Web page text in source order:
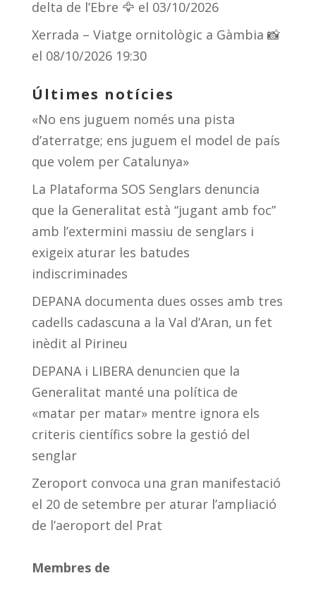
delta de l’Ebre 🦅 el 03/10/2026
Xerrada – Viatge ornitològic a Gàmbia 📸
el 08/10/2026 19:30
Últimes notícies
«No ens juguem només una pista
d’aterratge; ens juguem el model de país
que volem per Catalunya»
La Plataforma SOS Senglars denuncia
que la Generalitat està “jugant amb foc”
amb l’extermini massiu de senglars i
exigeix aturar les batudes
indiscriminades
DEPANA documenta dues osses amb tres
cadells cadascuna a la Val d’Aran, un fet
inèdit al Pirineu
DEPANA i LIBERA denuncien que la
Generalitat manté una política de
«matar per matar» mentre ignora els
criteris científics sobre la gestió del
senglar
Zeroport convoca una gran manifestació
el 20 de setembre per aturar l’ampliació
de l’aeroport del Prat
Membres de